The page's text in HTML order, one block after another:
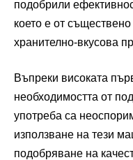
подобрили
което е от
хранително-вкусова
Въпреки високата
необходимостта от
употреба са
използване на тези
подобряване на